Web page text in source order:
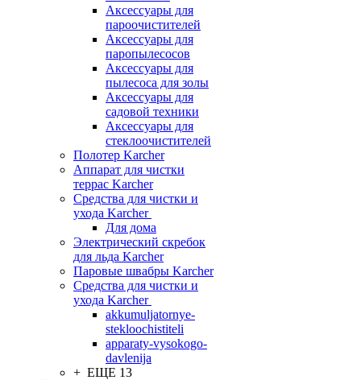
Аксессуары для
пароочистителей
Аксессуары для
паропылесосов
Аксессуары для
пылесоса для золы
Аксессуары для
садовой техники
Аксессуары для
стеклоочистителей
Полотер Karcher
Аппарат для чистки
террас Karcher
Средства для чистки и
ухода Karcher
Для дома
Электрический скребок
для льда Karcher
Паровые швабры Karcher
Средства для чистки и
ухода Karcher
akkumuljatornye-
stekloochistiteli
apparaty-vysokogo-
davlenija
+ ЕЩЕ 13